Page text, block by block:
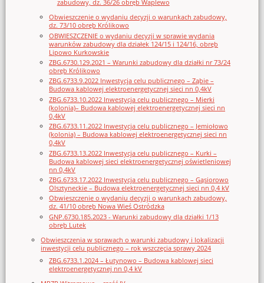
zabudowy, dz. 36/26 obręb Waplewo
Obwieszczenie o wydaniu decyzji o warunkach zabudowy,
dz. 73/10 obręb Królikowo
OBWIESZCZENIE o wydaniu decyzji w sprawie wydania
warunków zabudowy dla działek 124/15 i 124/16, obręb
Lipowo Kurkowskie
ZBG.6730.129.2021 – Warunki zabudowy dla działki nr 73/24
obręb Królikowo
ZBG.6733.9.2022 Inwestycja celu publicznego – Ząbie –
Budowa kablowej elektroenergetycznej sieci nn 0,4kV
ZBG.6733.10.2022 Inwestycja celu publicznego – Mierki
(kolonia)– Budowa kablowej elektroenergetycznej sieci nn
0,4kV
ZBG.6733.11.2022 Inwestycja celu publicznego – Jemiołowo
(kolonia) – Budowa kablowej elektroenergetycznej sieci nn
0,4kV
ZBG.6733.13.2022 Inwestycja celu publicznego – Kurki –
Budowa kablowej sieci elektroenergetycznej oświetleniowej
nn 0,4kV
ZBG.6733.17.2022 Inwestycja celu publicznego – Gąsiorowo
Olsztyneckie – Budowa elektroenergetycznej sieci nn 0,4 kV
Obwieszczenie o wydaniu decyzji o warunkach zabudowy,
dz. 41/10 obręb Nowa Wieś Ostródzka
GNP.6730.185.2023 - Warunki zabudowy dla działki 1/13
obręb Lutek
Obwieszczenia w sprawach o warunki zabudowy i lokalizacji
inwestycji celu publicznego – rok wszczęcia sprawy 2024
ZBG.6733.1.2024 – Łutynowo – Budowa kablowej sieci
elektroenergetycznej nn 0,4 kV